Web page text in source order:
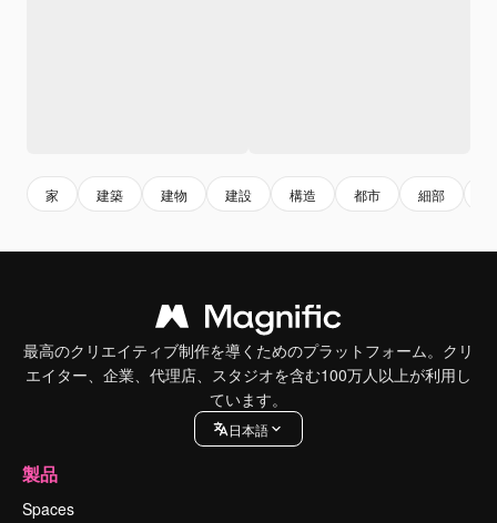
家 建築 建物 建設 構造 都市 細部
最高のクリエイティブ制作を導くためのプラットフォーム。クリ
エイター、企業、代理店、スタジオを含む100万人以上が利用し
ています。
日本語
製品
Spaces